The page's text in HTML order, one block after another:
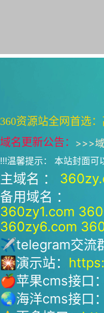
360资源站全网首选
域名更新公告： >>>
!!!温馨提示： 本站封面可
主域名 ：
备用域名 ：
360zy1.com
360zy6.com
✈telegram交流
🎇演示站：
🍎苹果cms接口：
🌏海洋cms接口：